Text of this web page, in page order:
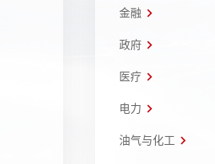
金融
政府
医疗
电力
油气与化工